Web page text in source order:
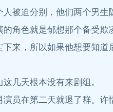
被迫分别，他们两个男生
色就是郁想那个备受欺
来，所以如果他想要知
几天根本没有来剧组。
在第二天就退了群。许